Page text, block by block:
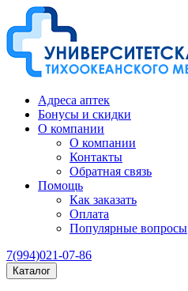
Адреса аптек
Бонусы и скидки
О компании
О компании
Контакты
Обратная связь
Помощь
Как заказать
Оплата
Популярные вопросы
7(994)021-07-86
Каталог